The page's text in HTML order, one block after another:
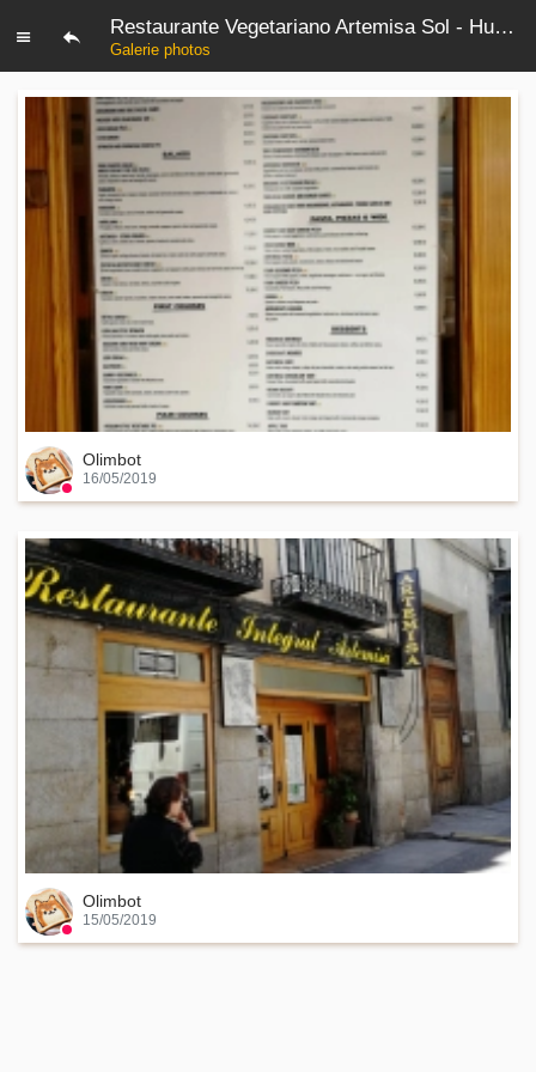
Restaurante Vegetariano Artemisa Sol - Huertas
Galerie photos
Olimbot
16/05/2019
Olimbot
15/05/2019